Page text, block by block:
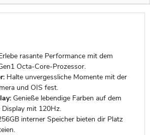
rasante Performance mit dem
Octa-Core-Prozessor.
Halte unvergessliche Momente mit der
und OIS fest.
Genieße lebendige Farben auf dem
Display mit 120Hz.
interner Speicher bieten dir Platz